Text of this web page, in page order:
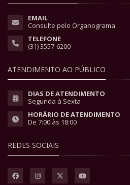
EMAIL
Consulte pelo Organograma
TELEFONE
(31) 3557-6200
ATENDIMENTO AO PÚBLICO
DIAS DE ATENDIMENTO
Segunda à Sexta
HORÁRIO DE ATENDIMENTO
De 7:00 às 18:00
REDES SOCIAIS